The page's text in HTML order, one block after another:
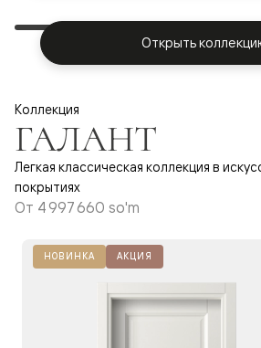
Открыть
Коллекция
ГАЛАНТ
Легкая классическая коллекция в
покрытиях
От 4 997 660 so'm
НОВИНКА АКЦИЯ